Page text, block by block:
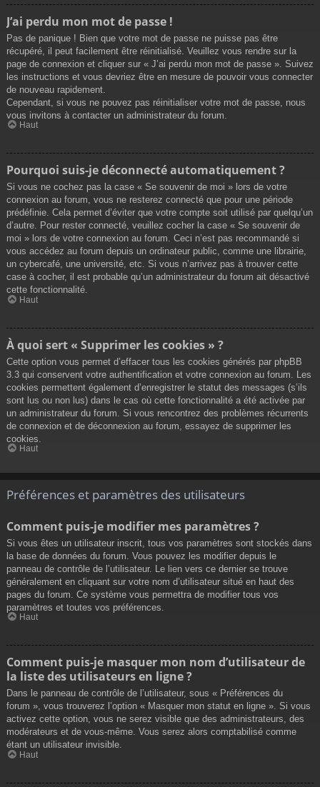
J’ai perdu mon mot de passe !
Pas de panique ! Bien que votre mot de passe ne puisse pas être
récupéré, il peut facilement être réinitialisé. Veuillez vous rendre sur la
page de connexion et cliquer sur « J’ai perdu mon mot de passe ». Suivez
les instructions et vous devriez être en mesure de pouvoir vous connecter
de nouveau rapidement.
Cependant, si vous ne pouvez pas réinitialiser votre mot de passe, nous
vous invitons à contacter un administrateur du forum.
Haut
Pourquoi suis-je déconnecté automatiquement ?
Si vous ne cochez pas la case « Se souvenir de moi » lors de votre
connexion au forum, vous ne resterez connecté que pour une période
prédéfinie. Cela permet d’éviter que votre compte soit utilisé par quelqu’un
d’autre. Pour rester connecté, veuillez cocher la case « Se souvenir de
moi » lors de votre connexion au forum. Ceci n’est pas recommandé si
vous accédez au forum depuis un ordinateur public, comme une librairie,
un cybercafé, une université, etc. Si vous n’arrivez pas à trouver cette
case à cocher, il est probable qu’un administrateur du forum ait désactivé
cette fonctionnalité.
Haut
À quoi sert « Supprimer les cookies » ?
Cette option vous permet d’effacer tous les cookies générés par phpBB
3.3 qui conservent votre authentification et votre connexion au forum. Les
cookies permettent également d’enregistrer le statut des messages (s’ils
sont lus ou non lus) dans le cas où cette fonctionnalité a été activée par
un administrateur du forum. Si vous rencontrez des problèmes récurrents
de connexion et de déconnexion au forum, essayez de supprimer les
cookies.
Haut
Préférences et paramètres des utilisateurs
Comment puis-je modifier mes paramètres ?
Si vous êtes un utilisateur inscrit, tous vos paramètres sont stockés dans
la base de données du forum. Vous pouvez les modifier depuis le
panneau de contrôle de l’utilisateur. Le lien vers ce dernier se trouve
généralement en cliquant sur votre nom d’utilisateur situé en haut des
pages du forum. Ce système vous permettra de modifier tous vos
paramètres et toutes vos préférences.
Haut
Comment puis-je masquer mon nom d’utilisateur de
la liste des utilisateurs en ligne ?
Dans le panneau de contrôle de l’utilisateur, sous « Préférences du
forum », vous trouverez l’option « Masquer mon statut en ligne ». Si vous
activez cette option, vous ne serez visible que des administrateurs, des
modérateurs et de vous-même. Vous serez alors comptabilisé comme
étant un utilisateur invisible.
Haut